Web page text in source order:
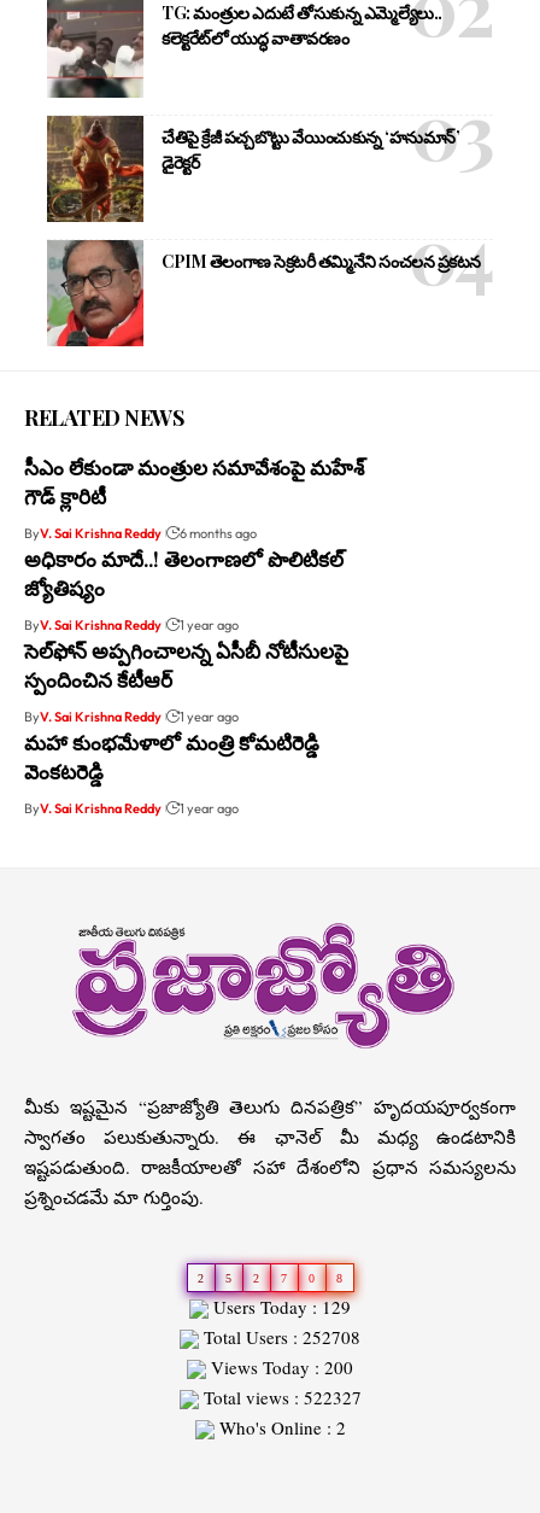
TG: మంత్రుల ఎదుటే తోసుకున్న ఎమ్మెల్యేలు..
కలెక్టరేట్‌లో యుద్ధ వాతావరణం
చేతిపై క్రేజీ పచ్చబొట్టు వేయించుకున్న ‘హనుమాన్’
డైరెక్టర్
CPIM తెలంగాణ సెక్రటరీ తమ్మినేని సంచలన ప్రకటన
RELATED NEWS
సీఎం లేకుండా మంత్రుల సమావేశంపై మహేశ్
గౌడ్ క్లారిటీ
ByV. Sai Krishna Reddy 6 months ago
అధికారం మాదే..! తెలంగాణలో పొలిటికల్
జ్యోతిష్యం
ByV. Sai Krishna Reddy 1 year ago
సెల్‌ఫోన్ అప్పగించాలన్న ఏసీబీ నోటీసులపై
స్పందించిన కేటీఆర్
ByV. Sai Krishna Reddy 1 year ago
మహా కుంభమేళాలో మంత్రి కోమటిరెడ్డి
వెంకటరెడ్డి
ByV. Sai Krishna Reddy 1 year ago
మీకు ఇష్టమైన “ప్రజాజ్యోతి తెలుగు దినపత్రిక” హృదయపూర్వకంగా
స్వాగతం పలుకుతున్నారు. ఈ ఛానెల్ మీ మధ్య ఉండటానికి
ఇష్టపడుతుంది. రాజకీయాలతో సహా దేశంలోని ప్రధాన సమస్యలను
ప్రశ్నించడమే మా గుర్తింపు.
2 5 2 7 0 8
Users Today : 129
Total Users : 252708
Views Today : 200
Total views : 522327
Who's Online : 2